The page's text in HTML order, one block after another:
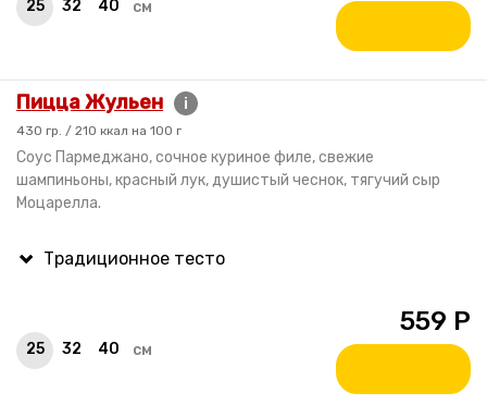
25 32 40 см
Пицца Жульен i
430 гр. / 210 ккал на 100 г
Соус Пармеджано, сочное куриное филе, свежие
шампиньоны, красный лук, душистый чеснок, тягучий сыр
Моцарелла.
25 32 40 см
559 Р